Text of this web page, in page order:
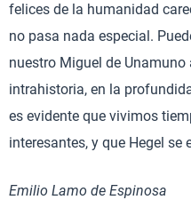
felices de la humanidad
no pasa nada especial.
nuestro Miguel de
intrahistoria, en la
es evidente que vivimos
interesantes, y que Hegel se
Emilio Lamo de Espinosa